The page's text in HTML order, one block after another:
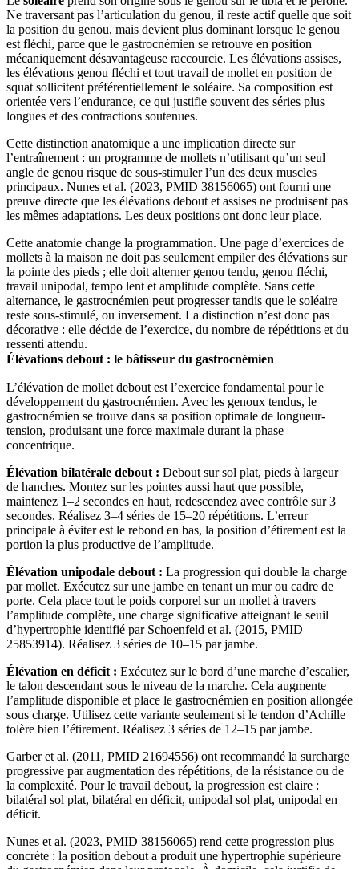
Ne traversant pas l’articulation du genou, il reste actif quelle que soit
la position du genou, mais devient plus dominant lorsque le genou
est fléchi, parce que le gastrocnémien se retrouve en position
mécaniquement désavantageuse raccourcie. Les élévations assises,
les élévations genou fléchi et tout travail de mollet en position de
squat sollicitent préférentiellement le soléaire. Sa composition est
orientée vers l’endurance, ce qui justifie souvent des séries plus
longues et des contractions soutenues.
Cette distinction anatomique a une implication directe sur
l’entraînement : un programme de mollets n’utilisant qu’un seul
angle de genou risque de sous-stimuler l’un des deux muscles
principaux. Nunes et al. (2023, PMID 38156065) ont fourni une
preuve directe que les élévations debout et assises ne produisent pas
les mêmes adaptations. Les deux positions ont donc leur place.
Cette anatomie change la programmation. Une page d’exercices de
mollets à la maison ne doit pas seulement empiler des élévations sur
la pointe des pieds ; elle doit alterner genou tendu, genou fléchi,
travail unipodal, tempo lent et amplitude complète. Sans cette
alternance, le gastrocnémien peut progresser tandis que le soléaire
reste sous-stimulé, ou inversement. La distinction n’est donc pas
décorative : elle décide de l’exercice, du nombre de répétitions et du
ressenti attendu.
Élévations debout : le bâtisseur du gastrocnémien
L’élévation de mollet debout est l’exercice fondamental pour le
développement du gastrocnémien. Avec les genoux tendus, le
gastrocnémien se trouve dans sa position optimale de longueur-
tension, produisant une force maximale durant la phase
concentrique.
Élévation bilatérale debout : Debout sur sol plat, pieds à largeur
de hanches. Montez sur les pointes aussi haut que possible,
maintenez 1–2 secondes en haut, redescendez avec contrôle sur 3
secondes. Réalisez 3–4 séries de 15–20 répétitions. L’erreur
principale à éviter est le rebond en bas, la position d’étirement est la
portion la plus productive de l’amplitude.
Élévation unipodale debout : La progression qui double la charge
par mollet. Exécutez sur une jambe en tenant un mur ou cadre de
porte. Cela place tout le poids corporel sur un mollet à travers
l’amplitude complète, une charge significative atteignant le seuil
d’hypertrophie identifié par Schoenfeld et al. (2015, PMID
25853914). Réalisez 3 séries de 10–15 par jambe.
Élévation en déficit : Exécutez sur le bord d’une marche d’escalier,
le talon descendant sous le niveau de la marche. Cela augmente
l’amplitude disponible et place le gastrocnémien en position allongée
sous charge. Utilisez cette variante seulement si le tendon d’Achille
tolère bien l’étirement. Réalisez 3 séries de 12–15 par jambe.
Garber et al. (2011, PMID 21694556) ont recommandé la surcharge
progressive par augmentation des répétitions, de la résistance ou de
la complexité. Pour le travail debout, la progression est claire :
bilatéral sol plat, bilatéral en déficit, unipodal sol plat, unipodal en
déficit.
Nunes et al. (2023, PMID 38156065) rend cette progression plus
concrète : la position debout a produit une hypertrophie supérieure